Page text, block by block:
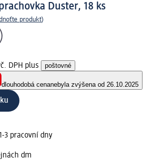
Duster, 18 ks
produkt)
DPH plus poštovné
dlouhodobá cenanebyla zvýšena od 26.10.2025
3 pracovní dny
dm